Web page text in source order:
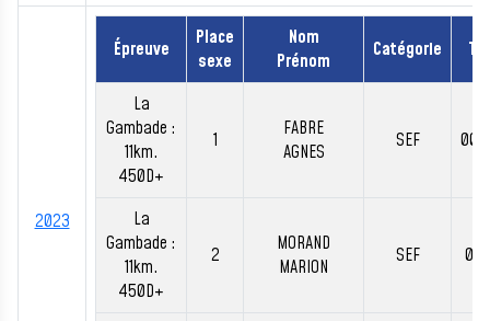
2023
Épreuve
Place
sexe
Nom
Prénom
Catégorie
La
Gambade :
11km.
450D+
1
FABRE
AGNES
SEF
La
Gambade :
11km.
450D+
2
MORAND
MARION
SEF